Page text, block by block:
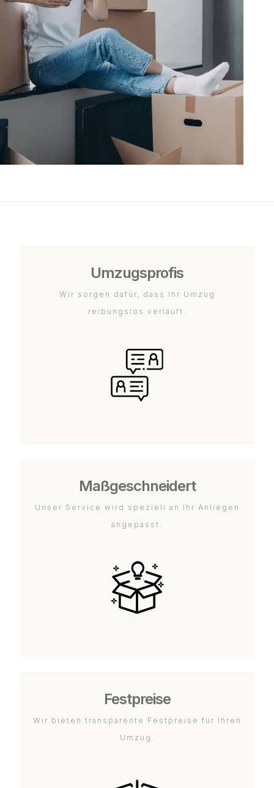
Umzugsprofis
Wir sorgen dafür, dass Ihr Umzug
reibungslos verläuft.
Maßgeschneidert
Unser Service wird speziell an Ihr Anliegen
angepasst.
Festpreise
Wir bieten transparente Festpreise für Ihren
Umzug.